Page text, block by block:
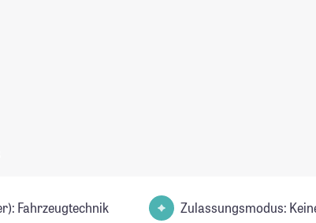
Studienfeld(er): Fahrzeugtechnik
Zulassungsmodus: